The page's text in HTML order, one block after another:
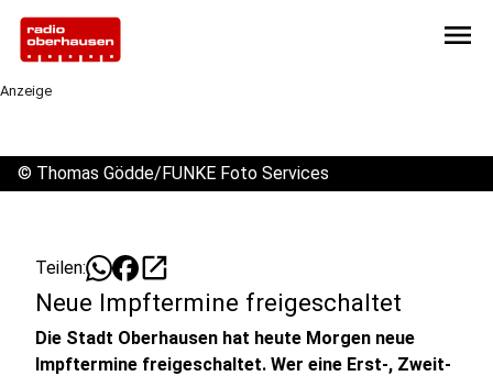
menu
Anzeige
© Thomas Gödde/FUNKE Foto Services
Teilen: open_in_new
Neue Impftermine freigeschaltet
Die Stadt Oberhausen hat heute Morgen neue
Impftermine freigeschaltet. Wer eine Erst-, Zweit-